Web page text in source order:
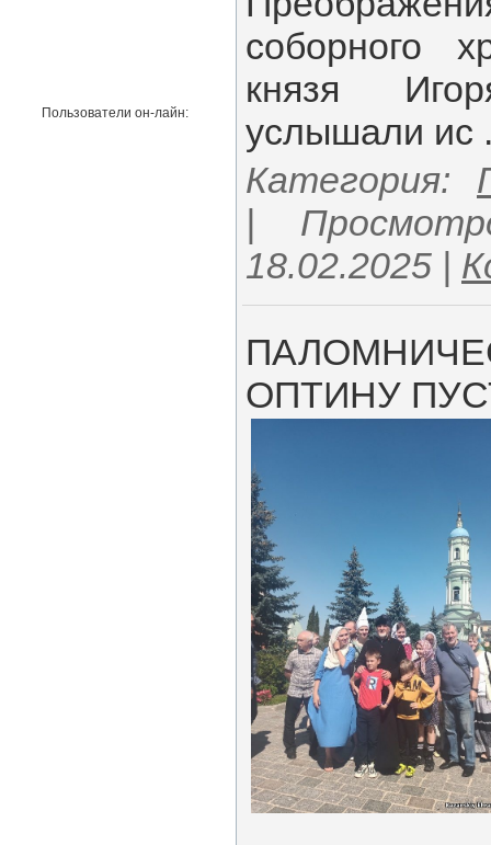
Пользователи он-лайн:
соборного
князя
услышали ис
Категория:
|
18.02.2025 |
ОПТИНУ